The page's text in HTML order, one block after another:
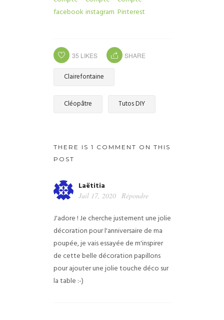
35 LIKES SHARE
Clairefontaine
Cléopâtre Tutos DIY
THERE IS 1 COMMENT ON THIS
POST
Laëtitia
Juil 17, 2020 Répondre
J'adore ! Je cherche justement une jolie
décoration pour l'anniversaire de ma
poupée, je vais essayée de m'inspirer
de cette belle décoration papillons
pour ajouter une jolie touche déco sur
la table :-)